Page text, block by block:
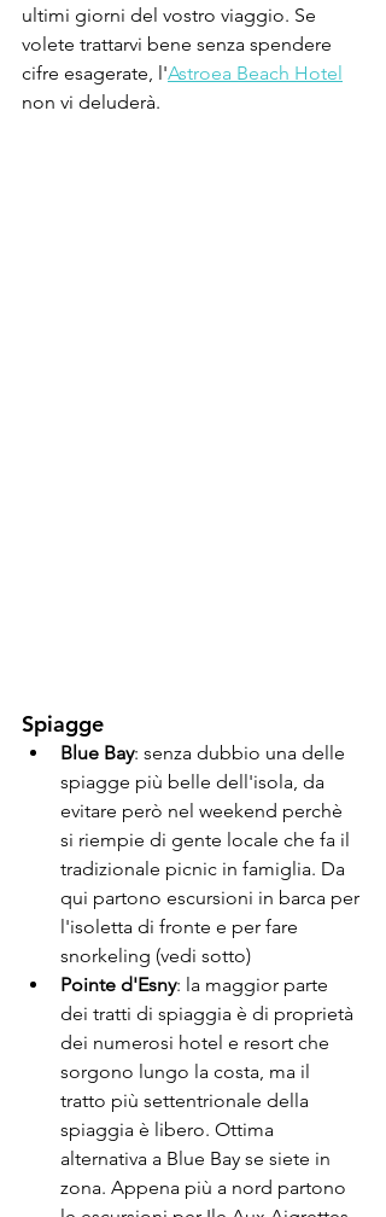
ultimi giorni del vostro viaggio. Se
volete trattarvi bene senza spendere
cifre esagerate, l'Astroea Beach Hotel
non vi deluderà.
Spiagge
Blue Bay: senza dubbio una delle
spiagge più belle dell'isola, da
evitare però nel weekend perchè
si riempie di gente locale che fa il
tradizionale picnic in famiglia. Da
qui partono escursioni in barca per
l'isoletta di fronte e per fare
snorkeling (vedi sotto)
Pointe d'Esny: la maggior parte
dei tratti di spiaggia è di proprietà
dei numerosi hotel e resort che
sorgono lungo la costa, ma il
tratto più settentrionale della
spiaggia è libero. Ottima
alternativa a Blue Bay se siete in
zona. Appena più a nord partono